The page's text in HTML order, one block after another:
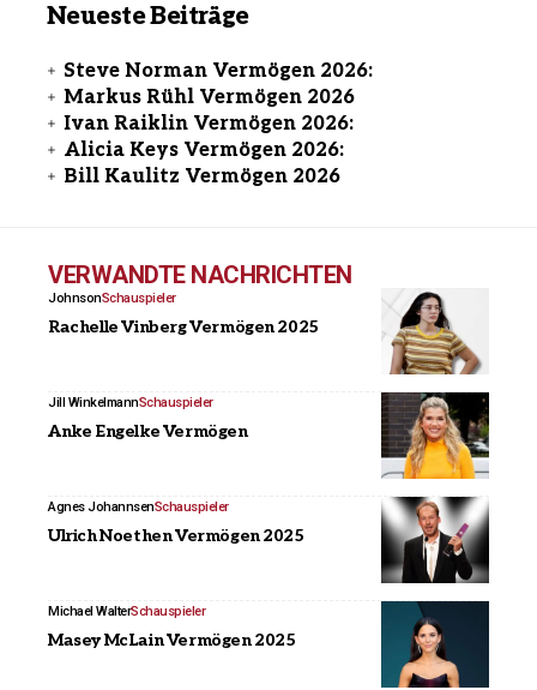
Neueste Beiträge
Steve Norman Vermögen 2026:
Markus Rühl Vermögen 2026
Ivan Raiklin Vermögen 2026:
Alicia Keys Vermögen 2026:
Bill Kaulitz Vermögen 2026
VERWANDTE NACHRICHTEN
JohnsonSchauspieler
Rachelle Vinberg Vermögen 2025
Jill WinkelmannSchauspieler
Anke Engelke Vermögen
Agnes JohannsenSchauspieler
Ulrich Noethen Vermögen 2025
Michael WalterSchauspieler
Masey McLain Vermögen 2025